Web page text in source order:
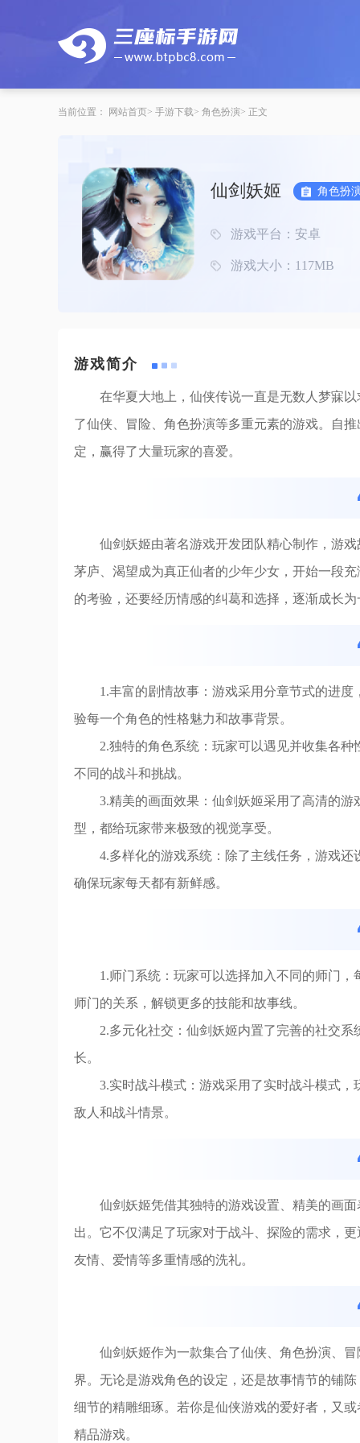
当前位置： 网站首页 手游下载 角色扮演 正文
仙剑妖姬 角色扮
游戏平台：安卓
游戏大小：117MB
游戏简介
在华夏大地上，仙侠传说一直是无数人梦寐
了仙侠、冒险、角色扮演等多重元素的游戏。自
定，赢得了大量玩家的喜爱。
仙剑妖姬由著名游戏开发团队精心制作，游
茅庐、渴望成为真正仙者的少年少女，开始一段
的考验，还要经历情感的纠葛和选择，逐渐成长
1.丰富的剧情故事：游戏采用分章节式的进
验每一个角色的性格魅力和故事背景。
2.独特的角色系统：玩家可以遇见并收集各
不同的战斗和挑战。
3.精美的画面效果：仙剑妖姬采用了高清的
型，都给玩家带来极致的视觉享受。
4.多样化的游戏系统：除了主线任务，游戏
确保玩家每天都有新鲜感。
1.师门系统：玩家可以选择加入不同的师门
师门的关系，解锁更多的技能和故事线。
2.多元化社交：仙剑妖姬内置了完善的社交
长。
3.实时战斗模式：游戏采用了实时战斗模式
敌人和战斗情景。
仙剑妖姬凭借其独特的游戏设置、精美的画
出。它不仅满足了玩家对于战斗、探险的需求，
友情、爱情等多重情感的洗礼。
仙剑妖姬作为一款集合了仙侠、角色扮演、
界。无论是游戏角色的设定，还是故事情节的铺
细节的精雕细琢。若你是仙侠游戏的爱好者，又
精品游戏。